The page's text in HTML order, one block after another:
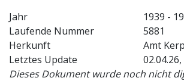
Jahr
1939 -
Laufende Nummer
5881
Herkunft
Amt
Letztes Update
Dieses Dokument wurde noch nicht